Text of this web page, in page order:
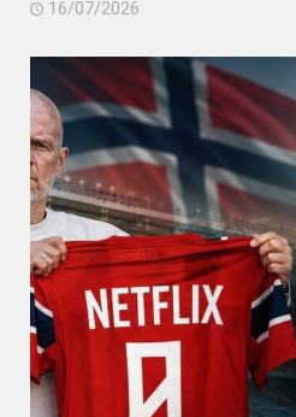
16/07/2026